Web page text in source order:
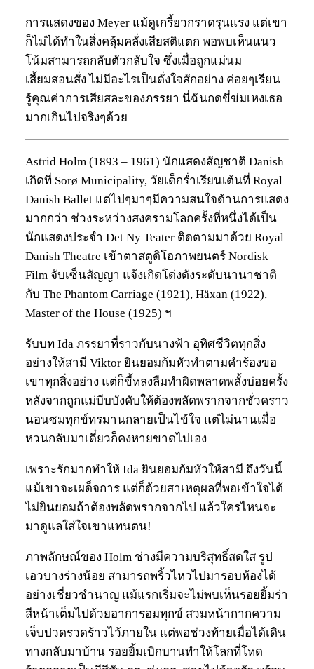
การแสดงของ Meyer แม้ดูเกรี้ยวกราดรุนแรง แต่เขา
ก็ไม่ได้ทำในสิ่งคลุ้มคลั่งเสียสติแตก พอพบเห็นแนว
โน้มสามารถกลับตัวกลับใจ ซึ่งเมื่อถูกแม่นม
เสี้ยมสอนสั่ง ไม่มีอะไรเป็นดั่งใจสักอย่าง ค่อยๆเรียน
รู้คุณค่าการเสียสละของภรรยา นี่ฉันกดขี่ข่มเหงเธอ
มากเกินไปจริงๆด้วย
Astrid Holm (1893 – 1961) นักแสดงสัญชาติ Danish
เกิดที่ Sorø Municipality, วัยเด็กร่ำเรียนเต้นที่ Royal
Danish Ballet แต่ไปๆมาๆมีความสนใจด้านการแสดง
มากกว่า ช่วงระหว่างสงครามโลกครั้งที่หนึ่งได้เป็น
นักแสดงประจำ Det Ny Teater ติดตามมาด้วย Royal
Danish Theatre เข้าตาสตูดิโอภาพยนตร์ Nordisk
Film จับเซ็นสัญญา แจ้งเกิดโด่งดังระดับนานาชาติ
กับ The Phantom Carriage (1921), Häxan (1922),
Master of the House (1925) ฯ
รับบท Ida ภรรยาที่ราวกับนางฟ้า อุทิศชีวิตทุกสิ่ง
อย่างให้สามี Viktor ยินยอมก้มหัวทำตามคำร้องขอ
เขาทุกสิ่งอย่าง แต่ก็ขี้หลงลืมทำผิดพลาดพลั้งบ่อยครั้ง
หลังจากถูกแม่บีบบังคับให้ต้องพลัดพรากจากชั่วคราว
นอนซมทุกข์ทรมานกลายเป็นไข้ใจ แต่ไม่นานเมื่อ
หวนกลับมาเดี๋ยวก็คงหายขาดไปเอง
เพราะรักมากทำให้ Ida ยินยอมก้มหัวให้สามี ถึงวันนี้
แม้เขาจะเผด็จการ แต่ก็ด้วยสาเหตุผลที่พอเข้าใจได้
ไม่ยินยอมถ้าต้องพลัดพรากจากไป แล้วใครไหนจะ
มาดูแลใส่ใจเขาแทนตน!
ภาพลักษณ์ของ Holm ช่างมีความบริสุทธิ์สดใส รูป
เอวบางร่างน้อย สามารถพริ้วไหวไปมารอบห้องได้
อย่างเชี่ยวชำนาญ แม้แรกเริ่มจะไม่พบเห็นรอยยิ้มร่า
สีหน้าเต็มไปด้วยอาการอมทุกข์ สวมหน้ากากความ
เจ็บปวดรวดร้าวไว้ภายใน แต่พอช่วงท้ายเมื่อได้เดิน
ทางกลับมาบ้าน รอยยิ้มเบิกบานทำให้โลกที่โหด